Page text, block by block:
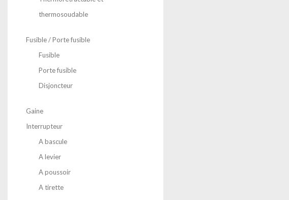
thermosoudable
Fusible / Porte fusible
Fusible
Porte fusible
Disjoncteur
Gaine
Interrupteur
A bascule
A levier
A poussoir
A tirette